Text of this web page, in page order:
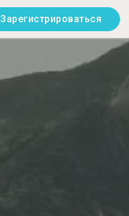
Зарегистрироваться